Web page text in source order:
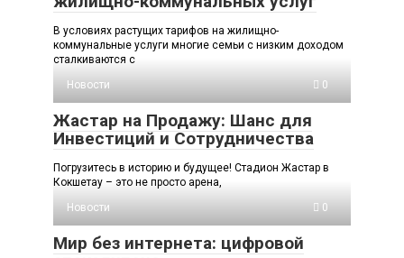
В условиях растущих тарифов на жилищно-
коммунальные услуги многие семьи с низким доходом
сталкиваются с
Новости
0
Жастар на Продажу: Шанс для
Инвестиций и Сотрудничества
Погрузитесь в историю и будущее! Стадион Жастар в
Кокшетау – это не просто арена,
Новости
0
Мир без интернета: цифровой